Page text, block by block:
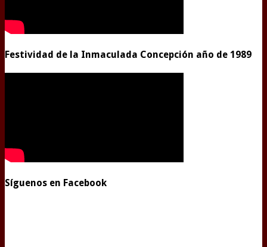
Festividad de la Inmaculada Concepción año de 1989
Síguenos en Facebook